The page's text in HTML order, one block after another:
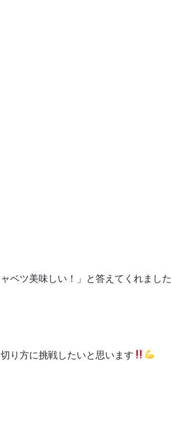
ベツ美味しい！」と答えてくれました
り方に挑戦したいと思います